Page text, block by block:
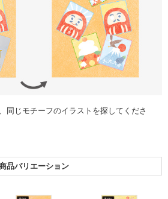
同じモチーフのイラストを探してくださ
品バリエーション